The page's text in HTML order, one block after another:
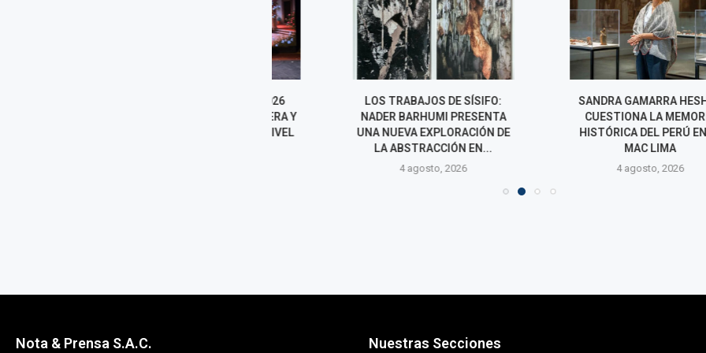
LOS TRABAJOS DE SÍSIFO:
NADER BARHUMI PRESENTA
UNA NUEVA EXPLORACIÓN DE
LA ABSTRACCIÓN EN...
SANDRA GAMARRA HESHIKI
CUESTIONA LA MEMORIA
HISTÓRICA DEL PERÚ EN EL
NADER
UNA
2
Nota & Prensa S.A.C. Nuestras Secciones